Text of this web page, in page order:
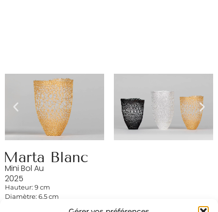
Marta Blanc
Mini Bol Au
2025
Hauteur: 9 cm
Diamètre: 6,5 cm